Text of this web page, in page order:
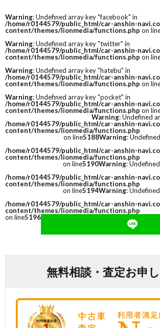
Warning: Undefined array key "facebook" in
/home/r0144579/public_html/car-anshin-
content/themes/lionmedia/functions.php on
Warning: Undefined array key "twitter" in
/home/r0144579/public_html/car-anshin-
content/themes/lionmedia/functions.php on
Warning: Undefined array key "hatebu" in
/home/r0144579/public_html/car-anshin-
content/themes/lionmedia/functions.php on
Warning: Undefined array key "pocket" in
/home/r0144579/public_html/car-anshin-
content/themes/lionmedia/functions.php on
Warning: Undefined
/home/r0144579/public_html/car-anshin-
content/themes/lionmedia/functions.php
on line5188Warning:
/home/r0144579/public_html/car-anshin-
content/themes/lionmedia/functions.php
on line5190Warning:
/home/r0144579/public_html/car-anshin-
content/themes/lionmedia/functions.php
on line5194Warning:
/home/r0144579/public_html/car-anshin-
content/themes/lionmedia/functions.php
on line5196
無料相談・査定お申